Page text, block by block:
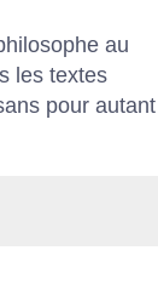
au
les textes
pour autant